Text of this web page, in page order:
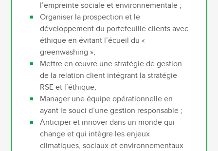
l’empreinte sociale et environnementale ;
Organiser la prospection et le
développement du portefeuille clients avec
éthique en évitant l’écueil du «
greenwashing »;
Mettre en œuvre une stratégie de gestion
de la relation client intégrant la stratégie
RSE et l’éthique;
Manager une équipe opérationnelle en
ayant le souci d’une gestion responsable ;
Anticiper et innover dans un monde qui
change et qui intègre les enjeux
climatiques, sociaux et environnementaux